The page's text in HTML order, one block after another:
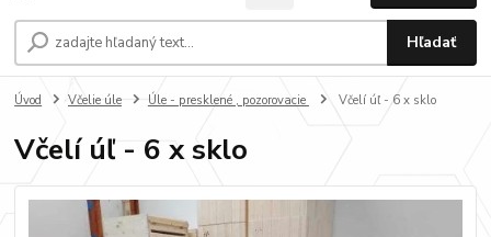
Hľadať
Úvod Včelie úle Úle - presklené , pozorovacie Včelí úľ - 6 x sklo
Včelí úľ - 6 x sklo